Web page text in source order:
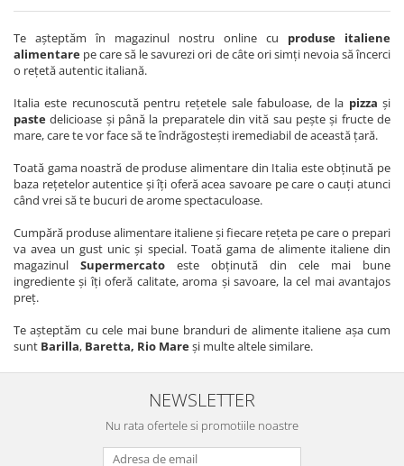
Te aşteptăm în magazinul nostru online cu produse italiene
alimentare pe care să le savurezi ori de câte ori simţi nevoia să încerci
o reţetă autentic italiană.
Italia este recunoscută pentru reţetele sale fabuloase, de la pizza şi
pastedelicioase şi până la preparatele din vită sau peşte şi fructe de
mare, care te vor face să te îndrăgosteşti iremediabil de această ţară.
Toată gama noastră de produse alimentare din Italia este obţinută pe
baza reţetelor autentice şi îţi oferă acea savoare pe care o cauţi atunci
când vrei să te bucuri de arome spectaculoase.
Cumpără produse alimentare italiene şi fiecare reţeta pe care o prepari
va avea un gust unic şi special. Toată gama de alimente italiene din
magazinul Supermercato este obţinută din cele mai bune
ingrediente şi îţi oferă calitate, aroma şi savoare, la cel mai avantajos
preţ.
Te așteptăm cu cele mai bune branduri de alimente italiene așa cum
sunt Barilla, Baretta, Rio Mareși multe altele similare.
NEWSLETTER
Nu rata ofertele si promotiile noastre